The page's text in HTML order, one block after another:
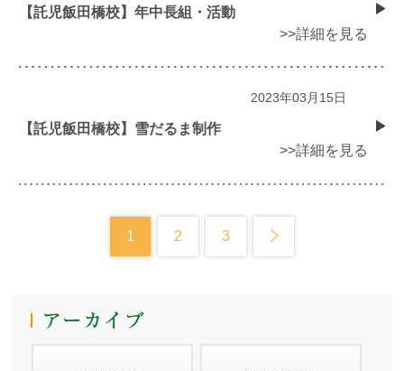
【託児飯田橋校】年中長組・活動
>>詳細を見る
2023年03月15日
【託児飯田橋校】雪だるま制作
>>詳細を見る
1 2 3